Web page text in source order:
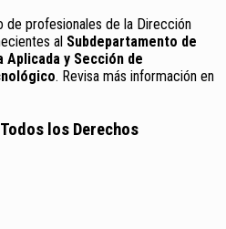
de profesionales de la Dirección
al Subdepartamento de
y Sección de
. Revisa más información en
los Derechos